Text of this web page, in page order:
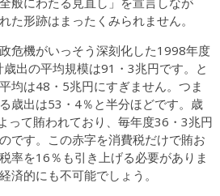
た形跡はまったくみられません。
危機がいっそう深刻化した1998年度
出の平均規模は91・3兆円です。と
均は48・5兆円にすぎません。つま
歳出は53・4％と半分ほどです。歳
って賄われており、毎年度36・3兆円
です。この赤字を消費税だけで賄お
率を16％も引き上げる必要がありま
済的にも不可能でしょう。